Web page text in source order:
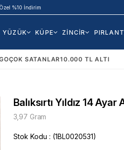
%10 İndirim
YÜZÜK KÜPE ZİNCİR
ÇOK SATANLAR10.000 TL ALTI
Balıksırtı Yıldız 14
3,97 Gram
Stok Kodu (1BL0020531)